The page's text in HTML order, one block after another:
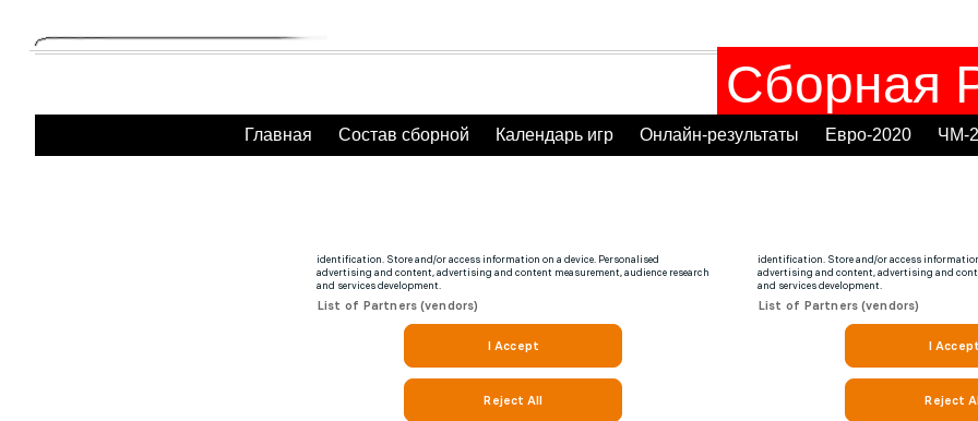
Сборная
Главная Состав сборной Календарь игр Онлайн-результаты Евро-2020 ЧМ-